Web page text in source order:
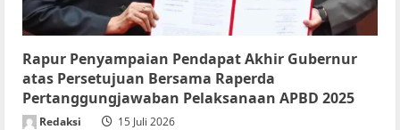
Rapur Penyampaian Pendapat Akhir Gubernur
atas Persetujuan Bersama Raperda
Pertanggungjawaban Pelaksanaan APBD 2025
Redaksi 15 Juli 2026